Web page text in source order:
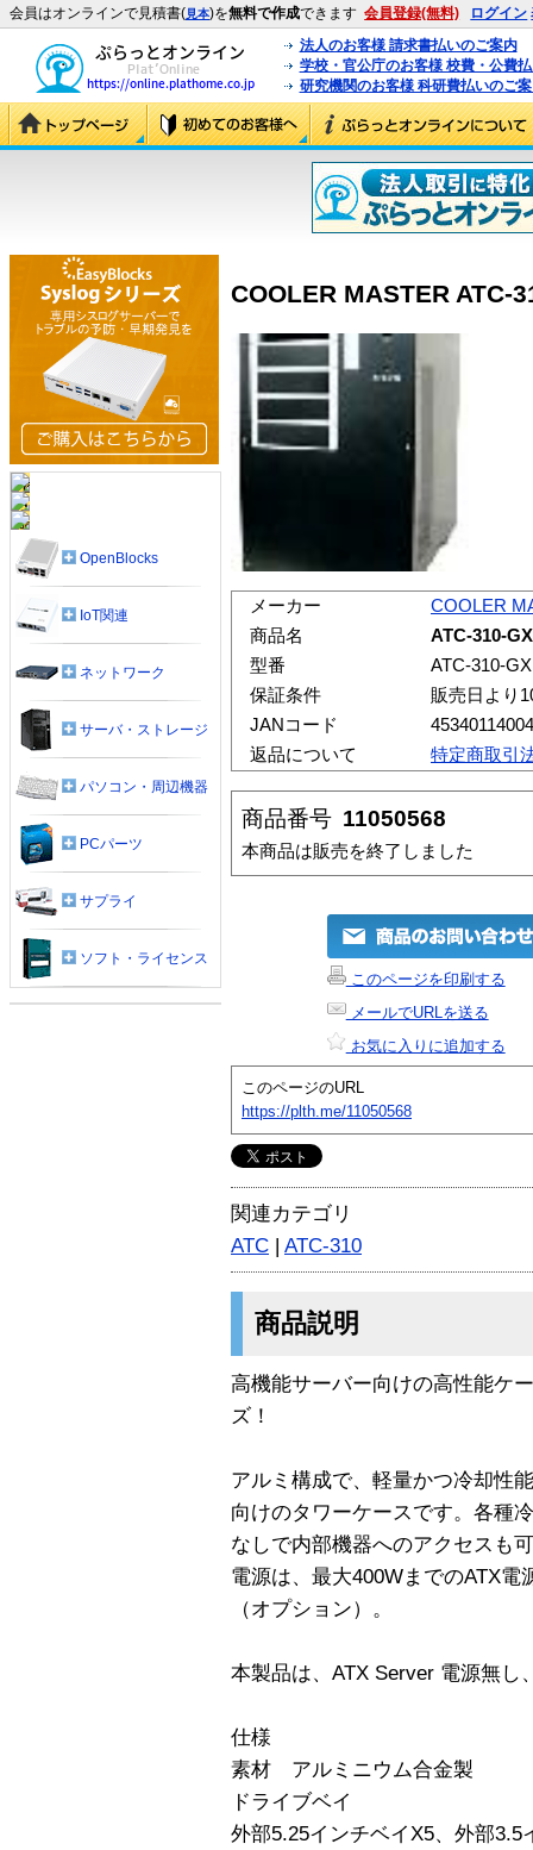
会員はオンラインで見積書(見本)を無料で作成できます 会員登録(無料) ログイン
法人のお客様 請求書払いのご案内
学校・官公庁のお客様 校費・公費
研究機関のお客様 科研費払いのご
COOLER MASTER ATC-
メーカー
COOLER
商品名
ATC-310-
型番
ATC-310-
保証条件
販売日より
JANコード
返品について
特定商取引
商品番号 11050568
本商品は販売を終了しました
このページを印刷する
メールでURLを送る
お気に入りに追加する
このページのURL
https://plth.me/11050568
関連カテゴリ
ATC | ATC-310
商品説明
高機能サーバー向けの高性能ケ
ズ！
アルミ構成で、軽量かつ冷却性
向けのタワーケースです。各種
なしで内部機器へのアクセスも
電源は、最大400WまでのATX
（オプション）。
本製品は、ATX Server 電源無し
仕様
素材 アルミニウム合金製
ドライブベイ
外部5.25インチベイX5、外部
OpenBlocks
IoT関連
ネットワーク
サーバ・ストレージ
パソコン・周辺機器
PCパーツ
サプライ
ソフト・ライセンス